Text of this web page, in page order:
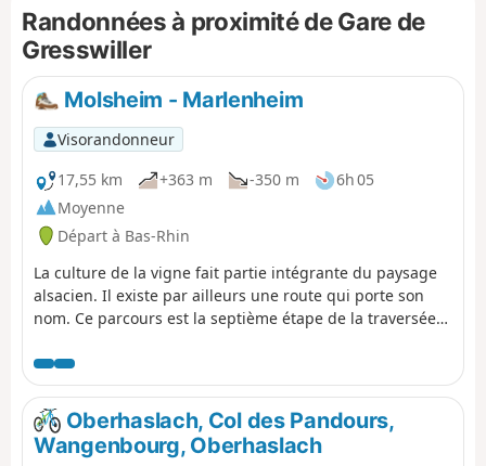
Randonnées à proximité de Gare de
Gresswiller
Molsheim - Marlenheim
Visorandonneur
17,55 km
+363 m -350 m
6h 05
Moyenne
Départ à Bas-Rhin
La culture de la vigne fait partie intégrante du paysage
alsacien. Il existe par ailleurs une route qui porte son
nom. Ce parcours est la septième étape de la traversée
Les points de vue sont très nombreux, voire même
omniprésents en dehors des villages. Ces derniers sont
très typiques, avec de jolies maisons à colombages, et
ont un charme indéniable. Le patrimoine est lui aussi
tout aussi bien représenté.
Oberhaslach, Col des Pandours,
Wangenbourg, Oberhaslach